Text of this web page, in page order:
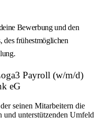
Bewerbung und den
des frühestmöglichen
Payroll (w/m/d)
eG
seinen Mitarbeitern die
unterstützenden Umfeld